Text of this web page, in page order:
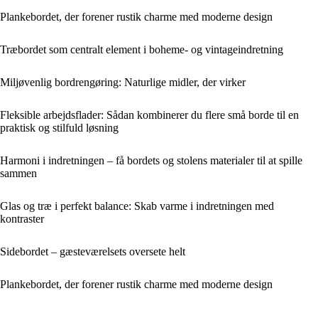
Plankebordet, der forener rustik charme med moderne design
Træbordet som centralt element i boheme- og vintageindretning
Miljøvenlig bordrengøring: Naturlige midler, der virker
Fleksible arbejdsflader: Sådan kombinerer du flere små borde til en
praktisk og stilfuld løsning
Harmoni i indretningen – få bordets og stolens materialer til at spille
sammen
Glas og træ i perfekt balance: Skab varme i indretningen med
kontraster
Sidebordet – gæsteværelsets oversete helt
Plankebordet, der forener rustik charme med moderne design